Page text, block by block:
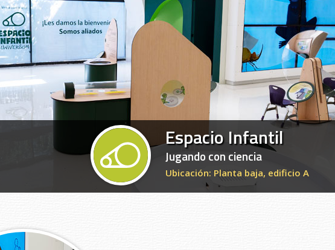
Espacio Infantil
Jugando con ciencia
Ubicación: Planta baja, edificio A